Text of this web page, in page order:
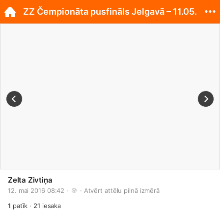
Zelta Zivtiņa
12. mai 2016 08:42 · · Atvērt attēlu pilnā izmērā
1 patīk · 21 iesaka
ZZ Čempionāta pusfināls Jelgavā – 11.05.